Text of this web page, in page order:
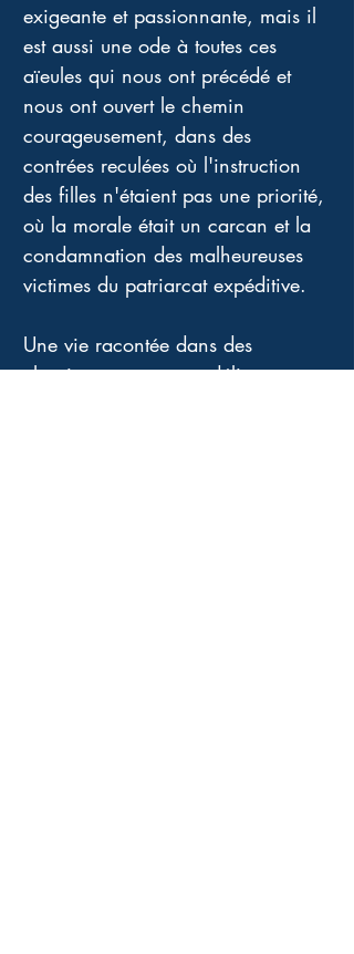
exigeante et passionnante, mais il
est aussi une ode à toutes ces
aïeules qui nous ont précédé et
nous ont ouvert le chemin
courageusement, dans des
contrées reculées où l'instruction
des filles n'étaient pas une priorité,
où la morale était un carcan et la
condamnation des malheureuses
victimes du patriarcat expéditive.
Une vie racontée dans des
chapitres courts avec délicatesse,